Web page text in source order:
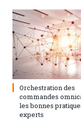
1 février 2021 0
Orchestration des
commandes
les bonnes
experts